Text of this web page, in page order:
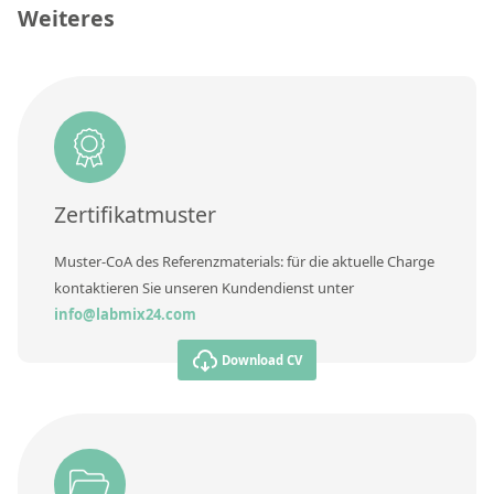
Einheit
Methode
Weiteres
Zertifikatmuster
Muster-CoA des Referenzmaterials: für die aktuelle Charge
kontaktieren Sie unseren Kundendienst unter
info@labmix24.com
Download CV